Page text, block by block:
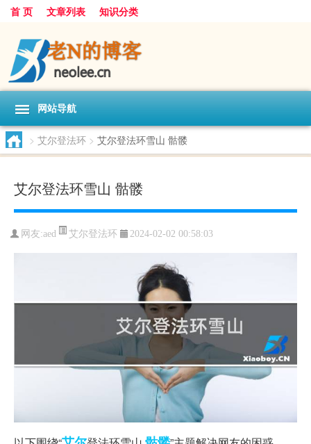
首 页 文章列表 知识分类
网站导航
> 艾尔登法环 > 艾尔登法环雪山 骷髅
艾尔登法环雪山 骷髅
网友:aed 艾尔登法环 2024-02-02 00:58:03